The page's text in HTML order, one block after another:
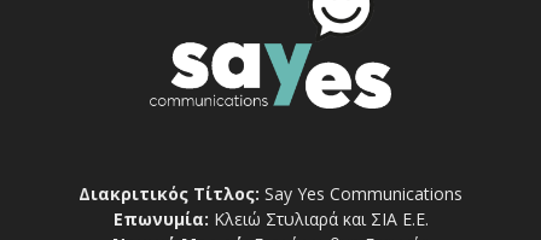
Διακριτικός Τίτλος: Say Yes Communications
Επωνυμία: Κλειώ Στυλιαρά και ΣΙΑ Ε.Ε.